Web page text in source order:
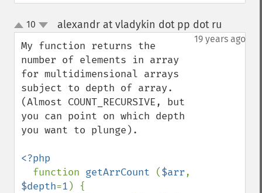
up
down
10 alexandr at vladykin dot pp dot ru
19 years ago
My function returns the
number of elements in array
for multidimensional arrays
subject to depth of array.
(Almost COUNT_RECURSIVE, but
you can point on which depth
you want to plunge).
<?php
function getArrCount ($arr
$depth=1 ) {